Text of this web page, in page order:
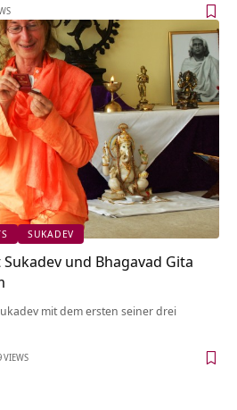
SUKADEV
und Bhagavad Gita
mit dem ersten seiner drei
VIEWS